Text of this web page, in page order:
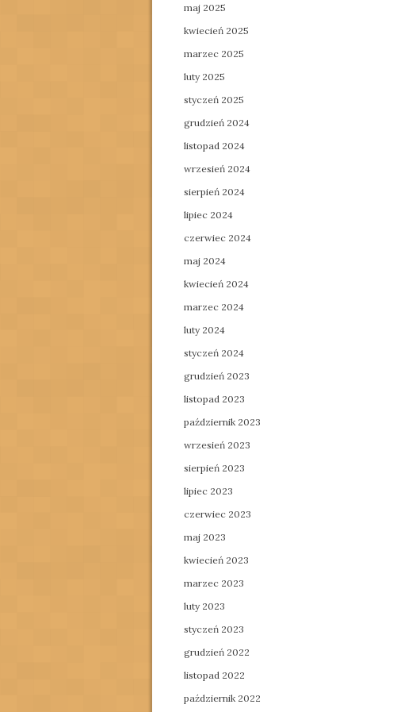
maj 2025
kwiecień 2025
marzec 2025
luty 2025
styczeń 2025
grudzień 2024
listopad 2024
wrzesień 2024
sierpień 2024
lipiec 2024
czerwiec 2024
maj 2024
kwiecień 2024
marzec 2024
luty 2024
styczeń 2024
grudzień 2023
listopad 2023
październik 2023
wrzesień 2023
sierpień 2023
lipiec 2023
czerwiec 2023
maj 2023
kwiecień 2023
marzec 2023
luty 2023
styczeń 2023
grudzień 2022
listopad 2022
październik 2022